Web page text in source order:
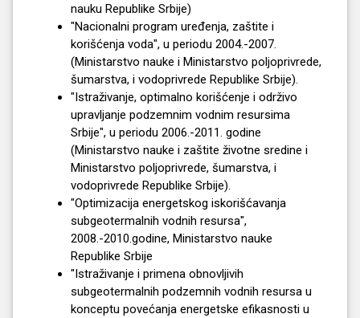
nauku Republike Srbije)
"Nacionalni program uređenja, zaštite i
korišćenja voda", u periodu 2004.-2007.
(Ministarstvo nauke i Ministarstvo poljoprivrede,
šumarstva, i vodoprivrede Republike Srbije).
"Istraživanje, optimalno korišćenje i održivo
upravljanje podzemnim vodnim resursima
Srbije", u periodu 2006.-2011. godine
(Ministarstvo nauke i zaštite životne sredine i
Ministarstvo poljoprivrede, šumarstva, i
vodoprivrede Republike Srbije).
"Optimizacija energetskog iskorišćavanja
subgeotermalnih vodnih resursa",
2008.-2010.godine, Ministarstvo nauke
Republike Srbije
"Istraživanje i primena obnovljivih
subgeotermalnih podzemnih vodnih resursa u
konceptu povećanja energetske efikasnosti u